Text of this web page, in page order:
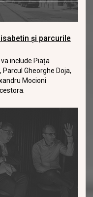
și parcurile
include Piața
Parcul Gheorghe Doja,
Mocioni